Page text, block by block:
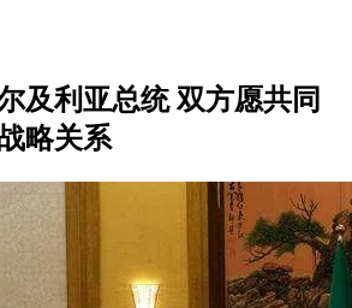
及利亚总统 双方愿共同
略关系